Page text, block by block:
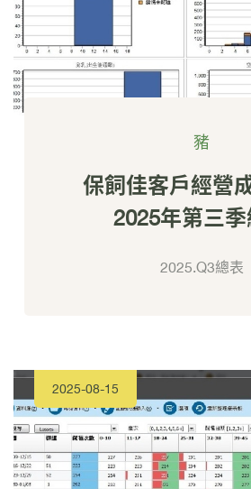
豬
保飼佳客戶經營
2025年第三
2025.Q3總表
2025-08-15